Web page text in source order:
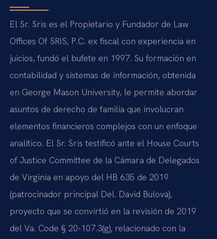
El Sr. Sris es el Propietario y Fundador de Law
Offices Of SRIS, P.C. ex fiscal con experiencia en
juicios, fundó el bufete en 1997. Su formación en
contabilidad y sistemas de información, obtenida
en George Mason University, le permite abordar
asuntos de derecho de familia que involucran
elementos financieros complejos con un enfoque
analítico. El Sr. Sris testificó ante el House Courts
of Justice Committee de la Cámara de Delegados
de Virginia en apoyo del HB 635 de 2019
(patrocinador principal Del. David Bulova),
proyecto que se convirtió en la revisión de 2019
del Va. Code § 20-107.3(g), relacionado con la